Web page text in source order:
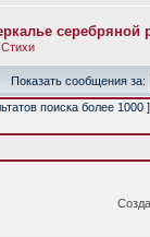
серебряной
Стихи
Показать сообщения за:
поиска более 1000 ]